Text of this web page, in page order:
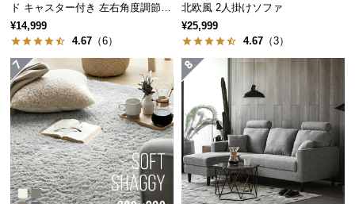
梱
設
置
サ
ー
ビ
ス
に
つ
い
て
ド キャスター付き 左右角度調節機
能
¥14,999
4.67 （6）
北欧風 2人掛けソファ
¥25,999
4.67 （3）